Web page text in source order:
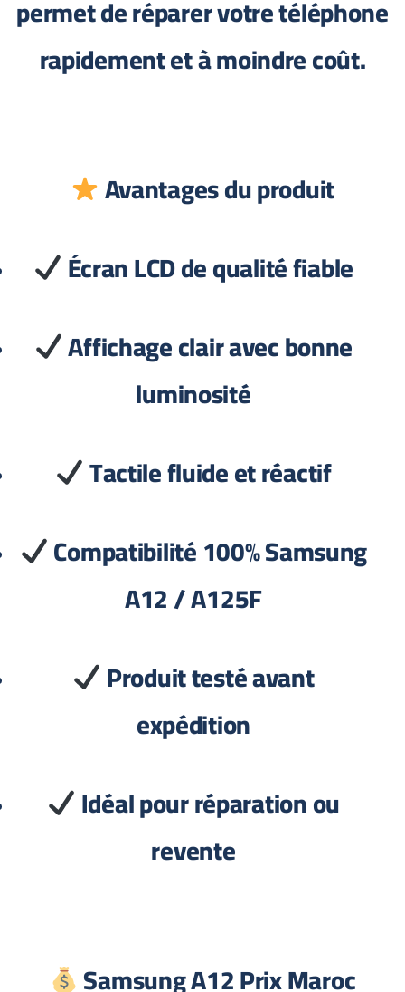
permet de réparer votre téléphone
rapidement et à moindre coût.
Avantages du produit
Écran LCD de qualité fiable
Affichage clair avec bonne
luminosité
Tactile fluide et réactif
Compatibilité 100% Samsung
A12 / A125F
Produit testé avant
expédition
Idéal pour réparation ou
revente
Samsung A12 Prix Maroc